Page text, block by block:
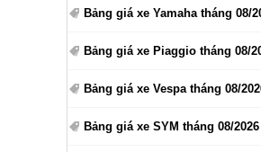
Bảng giá xe Yamaha tháng 08/
Bảng giá xe Piaggio tháng 08/
Bảng giá xe Vespa tháng 08/
Bảng giá xe SYM tháng 08/2026